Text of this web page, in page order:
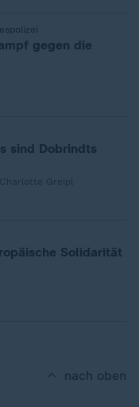
gegen die
sind Dobrindts
Solidarität
nach oben